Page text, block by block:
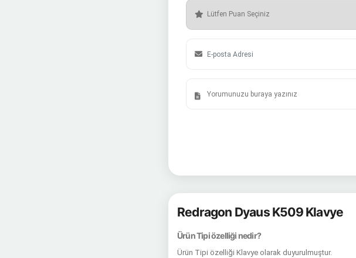
Redragon Dyaus K509 Klavye
Ürün Tipi özelliği nedir?
Ürün Tipi özelliği Klavye olarak duyurulmuştur.